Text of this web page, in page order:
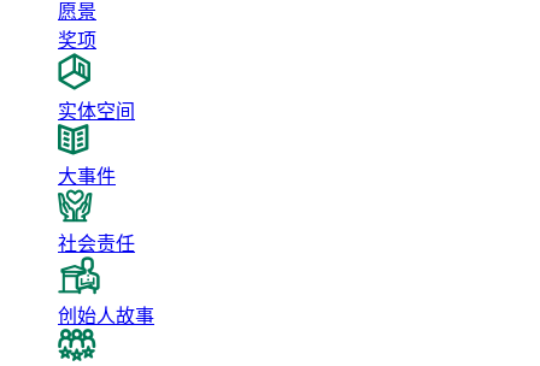
愿景
奖项
实体空间
大事件
社会责任
创始人故事